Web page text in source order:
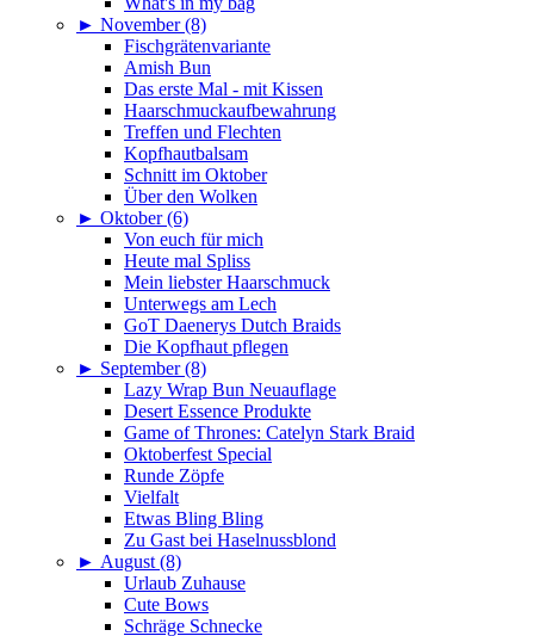
► November (8)
Fischgrätenvariante
Amish Bun
Das erste Mal - mit Kissen
Haarschmuckaufbewahrung
Treffen und Flechten
Kopfhautbalsam
Schnitt im Oktober
Über den Wolken
► Oktober (6)
Von euch für mich
Heute mal Spliss
Mein liebster Haarschmuck
Unterwegs am Lech
GoT Daenerys Dutch Braids
Die Kopfhaut pflegen
► September (8)
Lazy Wrap Bun Neuauflage
Desert Essence Produkte
Game of Thrones: Catelyn Stark Braid
Oktoberfest Special
Runde Zöpfe
Vielfalt
Etwas Bling Bling
Zu Gast bei Haselnussblond
► August (8)
Urlaub Zuhause
Cute Bows
Schräge Schnecke